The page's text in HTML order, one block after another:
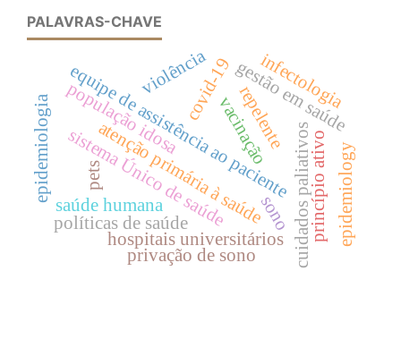
PALAVRAS-CHAVE
equipe de assistência ao pacientecuidados paliativos
atenção primária à saúde
sistema Único de saúde
políticas de saúde
gestão em saúde
vacinação
covid-19
população idosa
hospitais universitários
infectologia
sono
privação de sono
repelente
saúde humana princípio ativo
violência
epidemiologia pets epidemiology